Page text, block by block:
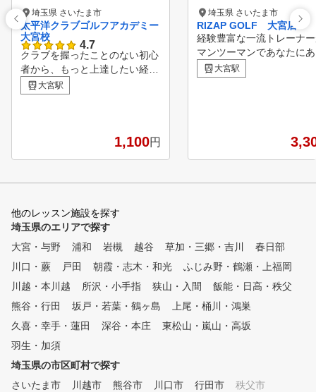
埼玉県 さいたま市
太平洋クラブゴルフアカデミー
大宮校
4.7
クラブを握ったことのない初心
者から、もっと上達したい経験
者まで、 幅広く一人ひとりに
合わせた丁寧な指導が受けられ
群です。 振替は自由に何度で
クラブも充実で仕事帰りでも手
料なので納得いくまで練習でき
ます。 19コース保有の太平洋
ースレッスンも充実です。コン
ペ、キャンプなどの楽しいイベ
ントも盛り沢山です。 まずは
、お気軽に見学・体験レッスン
(1,100円)からお越しください
。
大宮駅
1,100円
埼玉県 さいたま市
RIZAP GOLF 大宮店
経験豊富な一流トレーナ
マンツーマンであなたに
特別な指導をいたします
人ひとりに合わせて徹底
いたします。 ラウンド時
習時も徹底的に寄り添い
ともに目指しましょう!
大宮駅
他のレッスン施設を探す
埼玉県のエリアで探す
大宮・与野
浦和 岩槻 越谷 草加・三郷・吉川
春日部
川口・蕨
戸田 朝霞・志木・和光
ふじみ野・鶴瀬・上福岡
川越・本川越
所沢・小手指 狭山・入間
飯能・日高・秩父
熊谷・行田
坂戸・若葉・鶴ヶ島
上尾・桶川・鴻巣
久喜・幸手・蓮田
深谷・本庄
東松山・嵐山・高坂
羽生・加須
埼玉県の市区町村で探す
さいたま市
川越市 熊谷市 川口市 行田市
秩父市